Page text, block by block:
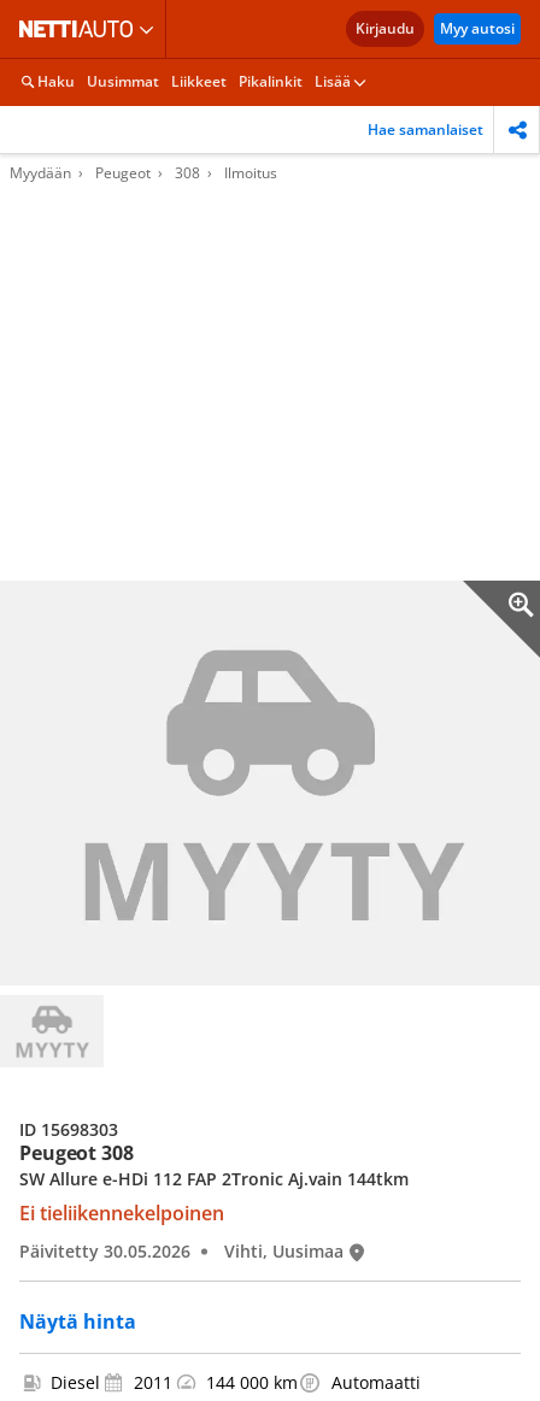
Kirjaudu Myy autosi
Haku Uusimmat Liikkeet Pikalinkit Lisää
Hae samanlaiset
Myydään Peugeot 308 Ilmoitus
Peugeot 308
Näytä hinta
SW Allure e-HDi 112 FAP 2Tronic Aj.vain 144tkm
Ei tieliikennekelpoinen
Päivitetty 30.05.2026 Vihti, Uusimaa
ID 15698303
Diesel 2011 144 000 km Automaatti